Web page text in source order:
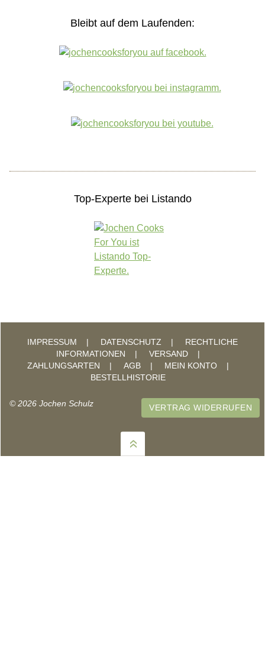
Bleibt auf dem Laufenden:
Top-Experte bei Listando
IMPRESSUM DATENSCHUTZ
RECHTLICHE
INFORMATIONEN
VERSAND
ZAHLUNGSARTEN
AGB
MEIN KONTO
BESTELLHISTORIE
© 2026 Jochen Schulz VERTRAG WIDERRUFEN